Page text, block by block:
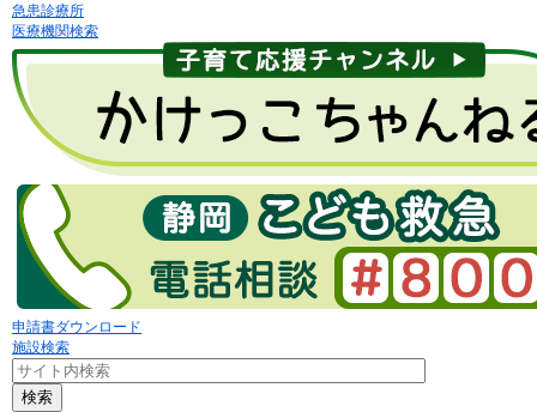
急患診療所
医療機関検索
申請書ダウンロード
施設検索
検索